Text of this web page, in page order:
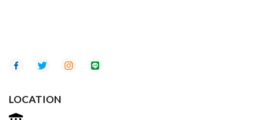
LOCATION